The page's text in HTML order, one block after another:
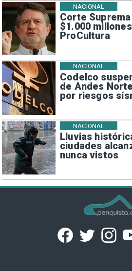
Corte
$1.000
ProCultura
NACIONAL
Codelco
de Andes
por riesgos
NACIONAL
Lluvias
ciudades
nunca vistos
NACIONAL